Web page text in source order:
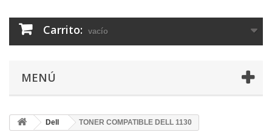
Carrito: vacío
MENÚ
Dell TONER COMPATIBLE DELL 1130